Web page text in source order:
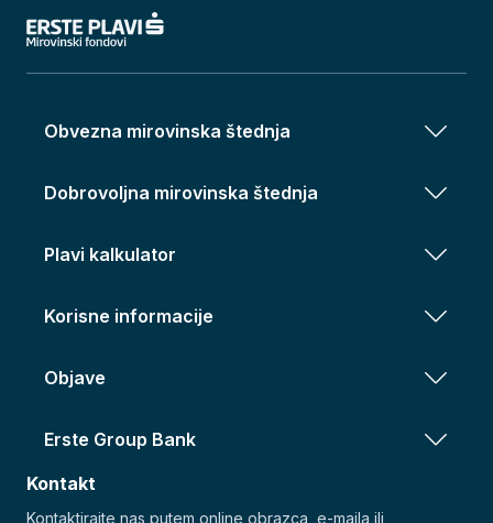
Obvezna mirovinska štednja
Dobrovoljna mirovinska štednja
Plavi kalkulator
Korisne informacije
Objave
Erste Group Bank
Kontakt
Kontaktirajte nas putem online obrazca, e-maila ili